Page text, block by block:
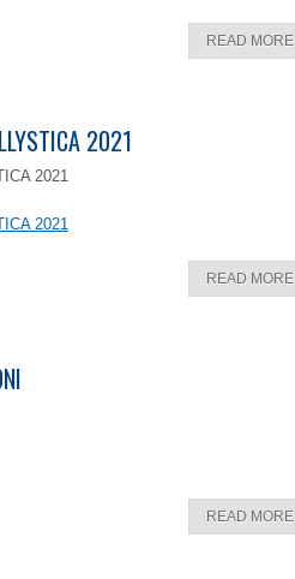
READ MORE
2021
2021
2021
READ MORE
READ MORE